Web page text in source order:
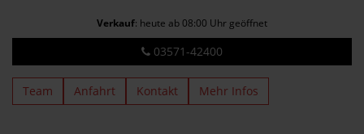
Verkauf: heute ab 08:00 Uhr geöffnet
03571-42400
Team Anfahrt Kontakt Mehr Infos